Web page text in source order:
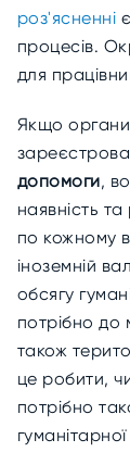
роз'ясненні
процесів.
для
Якщо органи
допомоги,
наявність
по кожному
іноземній
обсягу
потрібно до
також
це робити,
потрібно